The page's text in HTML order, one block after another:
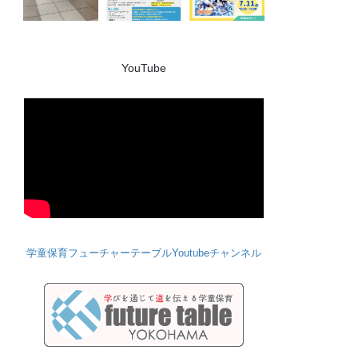
YouTube
学童保育フューチャーテーブルYoutubeチャンネル